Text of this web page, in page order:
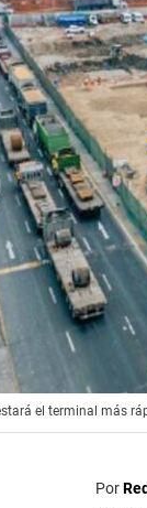
el terminal más
Por